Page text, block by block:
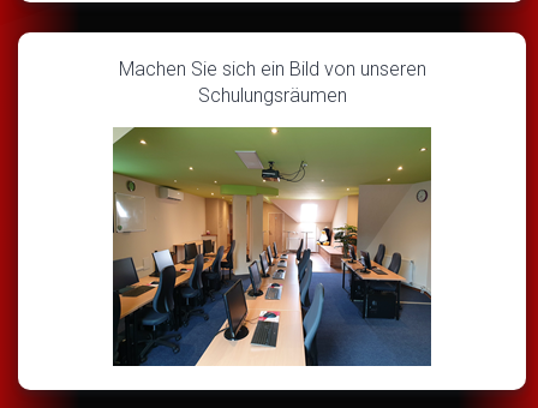
Machen Sie sich ein Bild von unseren
Schulungsräumen